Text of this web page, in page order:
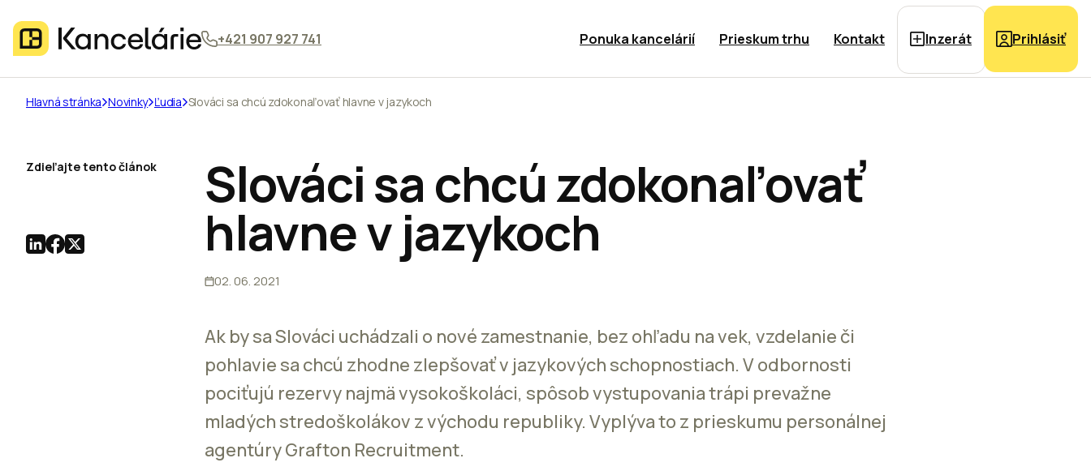
+421 907 927 741 Ponuka kancelárií Prieskum trhu Kontakt Inzerát Prihlásiť
Hlavná stránka Novinky Ľudia Slováci sa chcú zdokonaľovať hlavne v jazykoch
Slováci sa chcú zdokonaľovať
hlavne v jazykoch
02. 06. 2021
Ak by sa Slováci uchádzali o nové zamestnanie, bez ohľadu na vek, vzdelanie či
pohlavie sa chcú zhodne zlepšovať v jazykových schopnostiach. V odbornosti
pociťujú rezervy najmä vysokoškoláci, spôsob vystupovania trápi prevažne
mladých stredoškolákov z východu republiky. Vyplýva to z prieskumu personálnej
agentúry Grafton Recruitment.
Zdieľajte tento článok